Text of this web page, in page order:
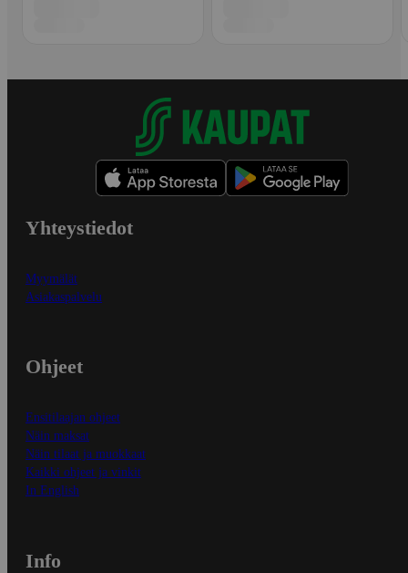
Yhteystiedot
Myymälät
Asiakaspalvelu
Ohjeet
Ensitilaajan ohjeet
Näin maksat
Näin tilaat ja muokkaat
Kaikki ohjeet ja vinkit
In English
Info